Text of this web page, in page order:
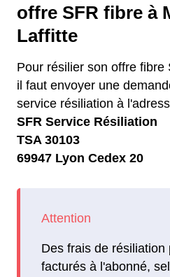
offre SFR fibre à
Laffitte
Pour résilier son offre
il faut envoyer une
service résiliation à
SFR Service Résiliation
TSA 30103
69947 Lyon Cedex 20
Des frais de résiliation
facturés à l'abonné,